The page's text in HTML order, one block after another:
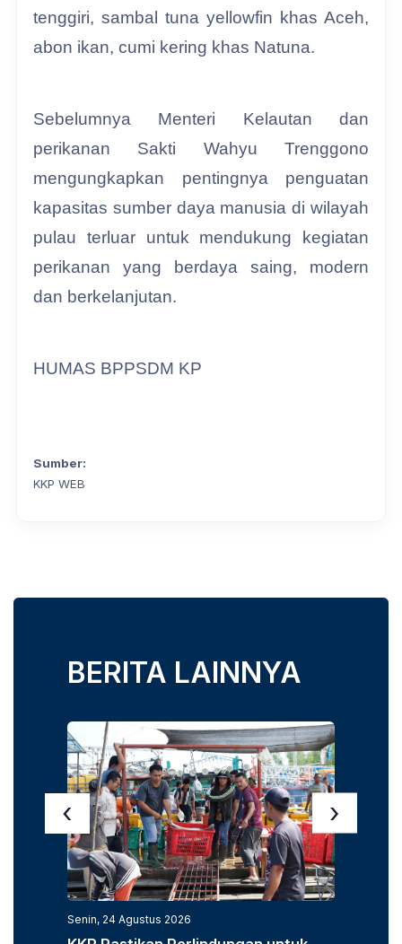
tenggiri, sambal tuna yellowfin khas Aceh,
abon ikan, cumi kering khas Natuna.
Sebelumnya Menteri Kelautan dan
perikanan Sakti Wahyu Trenggono
mengungkapkan pentingnya penguatan
kapasitas sumber daya manusia di wilayah
pulau terluar untuk mendukung kegiatan
perikanan yang berdaya saing, modern
dan berkelanjutan.
HUMAS BPPSDM KP
Sumber:
KKP WEB
BERITA LAINNYA
Senin, 24 Agustus 2026
‹ ›